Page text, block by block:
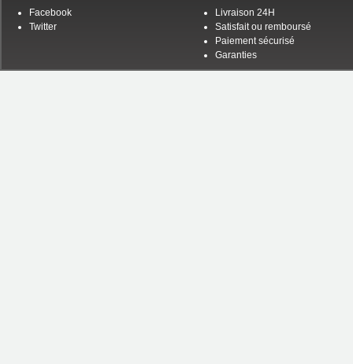
Facebook
Twitter
Livraison 24H
Satisfait ou remboursé
Paiement sécurisé
Garanties